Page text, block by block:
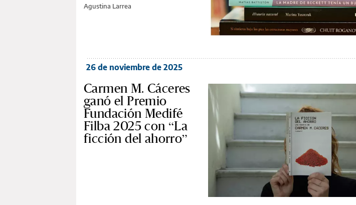
Agustina Larrea
26 de noviembre de 2025
Carmen M. Cáceres
ganó el Premio
Fundación Medifé
Filba 2025 con “La
ficción del ahorro”